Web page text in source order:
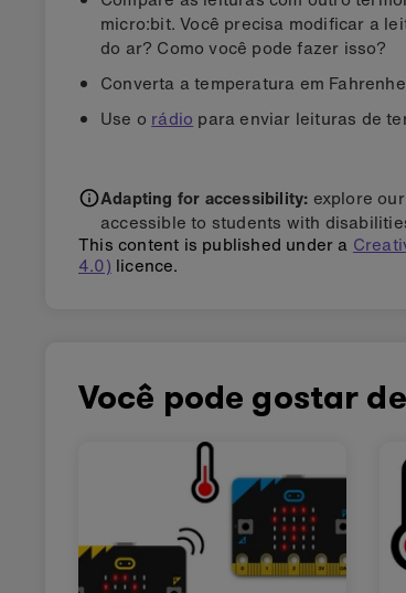
micro:bit. Você precisa modificar a
do ar? Como você pode fazer isso?
Converta a temperatura em
Use o rádio para enviar leituras de
Adapting for accessibility: explore our
accessible to students with
This content is published under a
4.0) licence.
Você pode gostar de